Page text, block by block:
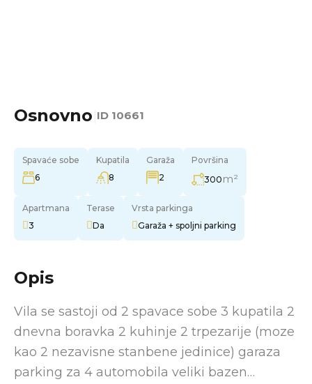
Osnovno ID 10661
Spavaće sobe
6
Kupatila
8
Garaža
2
Površina
300 m²
Apartmana
3
Terase
Da
Vrsta parkinga
Garaža + spoljni parking
Opis
Vila se sastoji od 2 spavace sobe 3 kupatila 2
dnevna boravka 2 kuhinje 2 trpezarije (moze
kao 2 nezavisne stanbene jedinice) garaza
parking za 4 automobila veliki bazen…